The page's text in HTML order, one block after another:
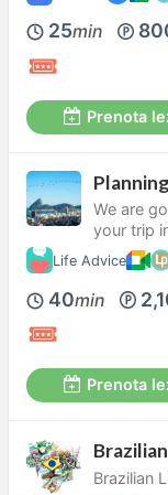
25min
Prenota
We are
your trip
Life Advice
40min
Prenota
Brazilian